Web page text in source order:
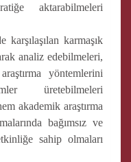
aktarabilmeleri
karmaşık
analiz edebilmeleri,
yöntemlerini
üretebilmeleri
akademik araştırma
bağımsız ve
sahip olmaları